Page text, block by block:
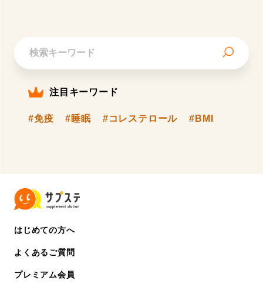
注目キーワード
#免疫 #睡眠 #コレステロール #BMI
はじめての方へ
よくあるご質問
プレミアム会員